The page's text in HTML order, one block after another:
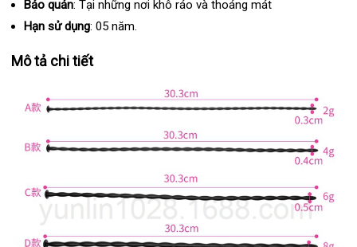
uy
tín
Bảo quản: Tại tư
vấn
những nơi khô ráo phụ
và thoáng mát
Hạn sử dụng: 05 năm.
Mô tả chi tiết